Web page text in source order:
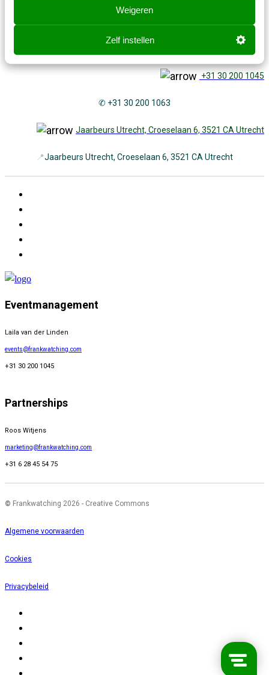
Weigeren
Zelf instellen
events@frankwatching.com
+31 30 200 1045
✆ +31 30 200 1063
Jaarbeurs Utrecht, Croeselaan 6, 3521 CA Utrecht
📍Jaarbeurs Utrecht, Croeselaan 6, 3521 CA Utrecht
Eventmanagement
Laila van der Linden
events@frankwatching.com
+31 30 200 1045
Partnerships
Roos Witjens
marketing@frankwatching.com
+31 6 28 45 54 75
© Frankwatching 2026 - Creative Commons
Algemene voorwaarden
Cookies
Privacybeleid